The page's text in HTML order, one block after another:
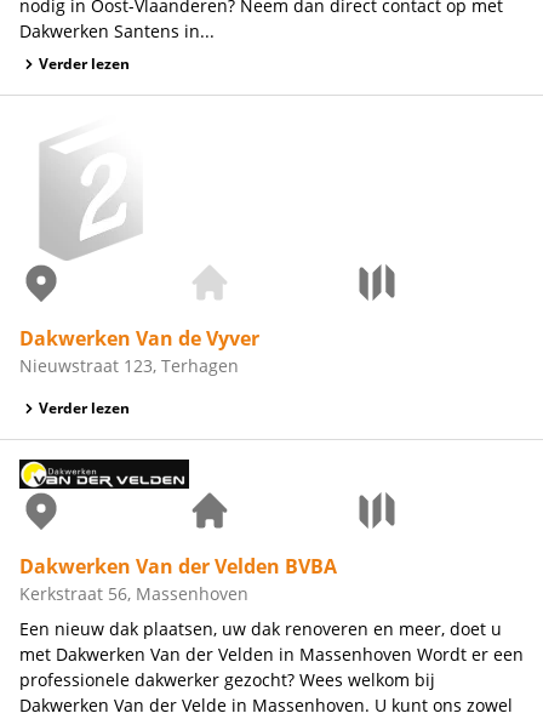
nodig in Oost-Vlaanderen? Neem dan direct contact op met
Dakwerken Santens in...
Verder lezen
Dakwerken Van de Vyver
Nieuwstraat 123, Terhagen
Verder lezen
Dakwerken Van der Velden BVBA
Kerkstraat 56, Massenhoven
Een nieuw dak plaatsen, uw dak renoveren en meer, doet u
met Dakwerken Van der Velden in Massenhoven Wordt er een
professionele dakwerker gezocht? Wees welkom bij
Dakwerken Van der Velde in Massenhoven. U kunt ons zowel